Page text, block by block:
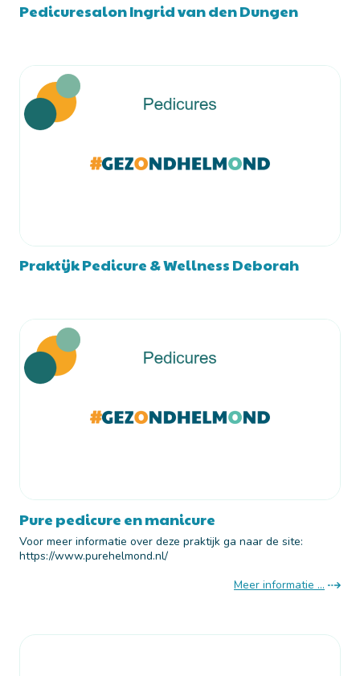
Pedicuresalon Ingrid van den Dungen
Praktijk Pedicure & Wellness Deborah
Pure pedicure en manicure
Voor meer informatie over deze praktijk ga naar de site:
https://www.purehelmond.nl/
Meer informatie ...